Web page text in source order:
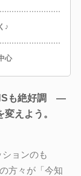
♪
心
も絶好調 ―
えよう。
ョンのも
方々が「今知